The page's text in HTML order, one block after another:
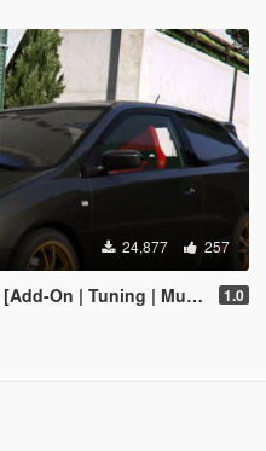
24,877 257
| Mugen | RHD | Template] 1.0